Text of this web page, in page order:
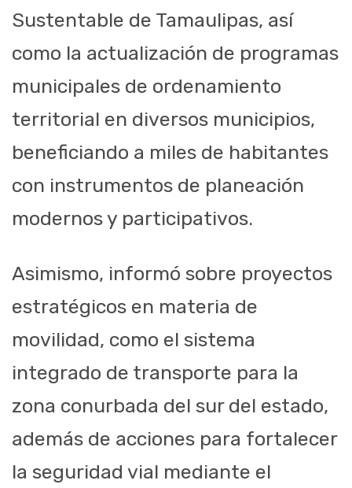
Sustentable de Tamaulipas, así
como la actualización de programas
municipales de ordenamiento
territorial en diversos municipios,
beneficiando a miles de habitantes
con instrumentos de planeación
modernos y participativos.
Asimismo, informó sobre proyectos
estratégicos en materia de
movilidad, como el sistema
integrado de transporte para la
zona conurbada del sur del estado,
además de acciones para fortalecer
la seguridad vial mediante el